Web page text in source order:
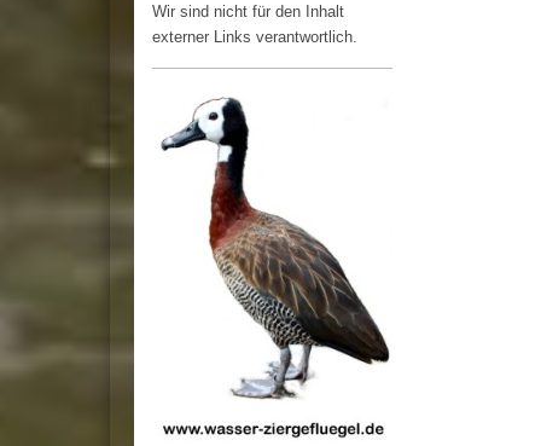
Wir sind nicht für den Inhalt
externer Links verantwortlich.